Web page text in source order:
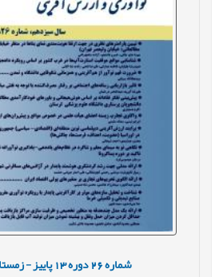
شماره26 دوره13 پاییز -